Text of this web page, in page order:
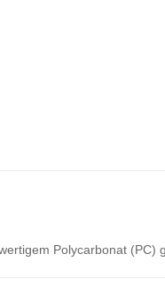
Polycarbonat (PC)